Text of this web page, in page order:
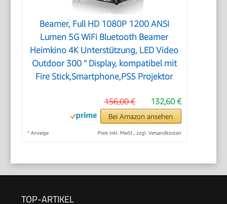
Beamer, Full HD 1080P 1200 ANSI
Lumen 5G WiFi Bluetooth Beamer
Heimkino 4K Unterstützung, LED Video
Outdoor 300 '' Display, kompatibel mit
Fire Stick,Smartphone,PS5 Projektor
132,60 €
156,00 €
Bei Amazon ansehen
* Anzeige Preis inkl. MwSt., zzgl. Versandkosten
TOP-ARTIKEL